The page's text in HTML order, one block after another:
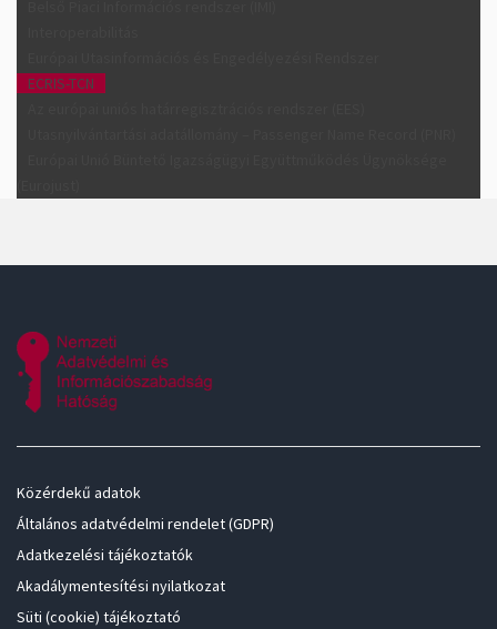
ECRIS-TCN
Közérdekű adatok
Általános adatvédelmi rendelet (GDPR)
Adatkezelési tájékoztatók
Akadálymentesítési nyilatkozat
Süti (cookie) tájékoztató